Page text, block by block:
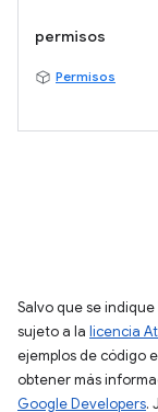
permisos
Permisos
Salvo que se
sujeto a la licencia
ejemplos de código
obtener más
Google Developers.